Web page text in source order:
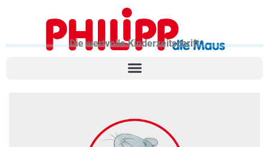
Die wertvolle Kinderzeitschrift